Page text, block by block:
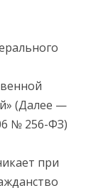
(Далее —
№ 256-ФЗ)
при